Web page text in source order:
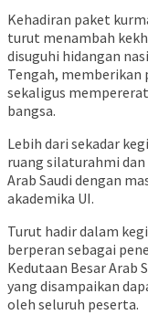
Kehadiran paket
turut menambah
disuguhi hidangan
Tengah, memberikan
sekaligus
bangsa.
Lebih dari sekadar
ruang silaturahmi
Arab Saudi dengan
akademika UI.
Turut hadir dalam
berperan sebagai
Kedutaan Besar Arab
yang disampaikan
oleh seluruh peserta.